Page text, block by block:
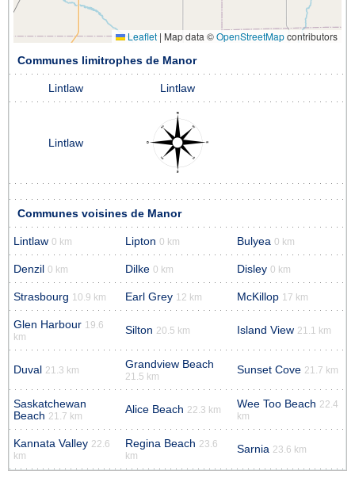
Leaflet | Map data ©OpenStreetMapcontributors
Communes limitrophes de Manor
Lintlaw Lintlaw
Lintlaw
Communes voisines de Manor
Lintlaw 0 km Lipton 0 km Bulyea 0 km
Denzil 0 km Dilke 0 km Disley 0 km
Strasbourg 10.9 km Earl Grey 12 km McKillop 17 km
Glen Harbour 19.6
km
Silton 20.5 km Island View 21.1 km
Duval 21.3 km Grandview Beach
21.5 km
Sunset Cove 21.7 km
Saskatchewan
Beach 21.7 km
Alice Beach 22.3 km Wee Too Beach 22.4
km
Kannata Valley 22.6
km
Regina Beach 23.6
km
Sarnia 23.6 km